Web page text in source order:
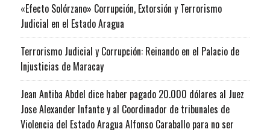
«Efecto Solórzano» Corrupción, Extorsión y Terrorismo
Judicial en el Estado Aragua
Terrorismo Judicial y Corrupción: Reinando en el Palacio de
Injusticias de Maracay
Jean Antiba Abdel dice haber pagado 20.000 dólares al Juez
Jose Alexander Infante y al Coordinador de tribunales de
Violencia del Estado Aragua Alfonso Caraballo para no ser